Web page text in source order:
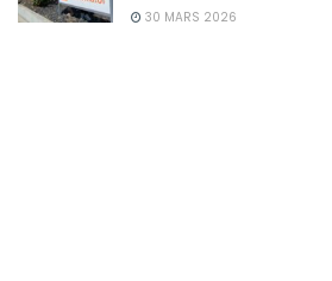
30 MARS 2026